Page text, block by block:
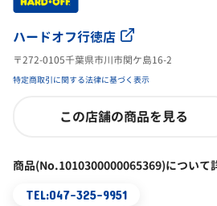
ハードオフ行徳店
〒272-0105千葉県市川市関ケ島16-2
特定商取引に関する法律に基づく表示
この店舗の商品を見る
商品(No.1010300000065369)について
TEL:047-325-9951